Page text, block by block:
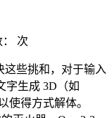
次
些挑和，对于输入
字生成 3D（如
使得方式解体。